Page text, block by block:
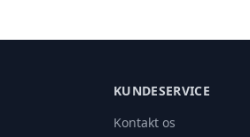
KUNDESERVICE
Kontakt os